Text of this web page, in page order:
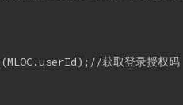
获取登录授权码